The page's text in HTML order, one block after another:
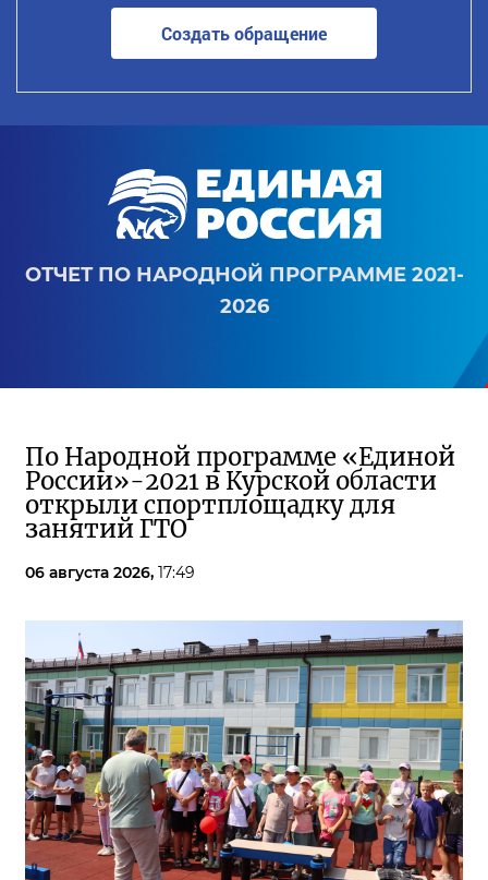
Создать обращение
ОТЧЕТ ПО НАРОДНОЙ ПРОГРАММЕ 2021-
2026
По Народной программе «Единой
России»-2021 в Курской области
открыли спортплощадку для
занятий ГТО
06 августа 2026, 17:49